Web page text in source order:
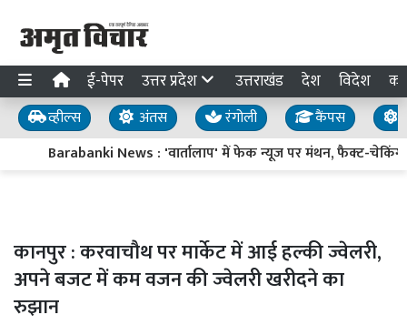
ई-पेपर उत्तर प्रदेश उत्तराखंड देश विदेश
व्हील्स अंतस रंगोली कैंपस
Barabanki News : 'वार्तालाप' में फेक न्यूज पर मंथन, फैक्ट-चेकिंग
कानपुर : करवाचौथ पर मार्केट में आई हल्की ज्वेलरी,
अपने बजट में कम वजन की ज्वेलरी खरीदने का
रुझान